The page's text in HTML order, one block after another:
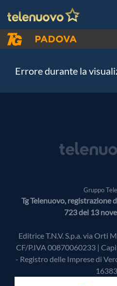
Errore durante la
Gruppo
Tg Telenuovo, registrazione
723 del 13
Editrice T.N.V. S.p.a. via Orti
CF/P.IVA 00870060233 |
- Registro delle Imprese di